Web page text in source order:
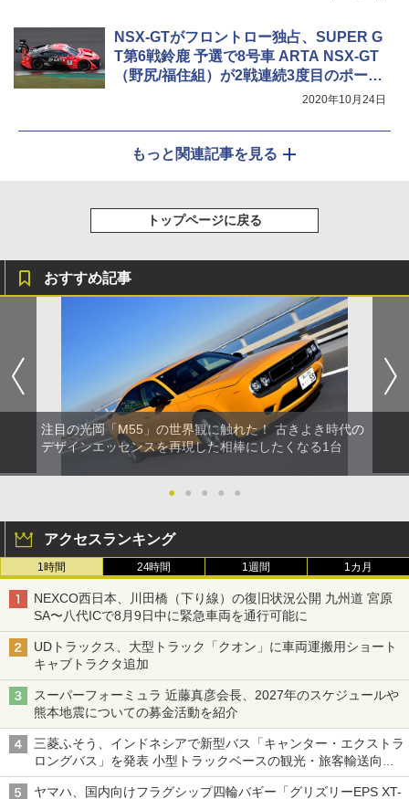
NSX-GTがフロントロー独占、SUPER G
T第6戦鈴鹿 予選で8号車 ARTA NSX-GT
（野尻/福住組）が2戦連続3度目のポール
2020年10月24日
もっと関連記事を見る
トップページに戻る
おすすめ記事
注目の光岡「M55」の世界観に触れた！ 古きよき時代の
デザインエッセンスを再現した相棒にしたくなる1台
● ● ● ● ●
アクセスランキング
1時間 24時間 1週間 1カ月
NEXCO西日本、川田橋（下り線）の復旧状況公開 九州道 宮原
SA〜八代ICで8月9日中に緊急車両を通行可能に
UDトラックス、大型トラック「クオン」に車両運搬用ショート
キャブトラクタ追加
スーパーフォーミュラ 近藤真彦会長、2027年のスケジュールや
熊本地震についての募金活動を紹介
三菱ふそう、インドネシアで新型バス「キャンター・エクストラ
ロングバス」を発表 小型トラックベースの観光・旅客輸送向け
バス
ヤマハ、国内向けフラグシップ四輪バギー「グリズリーEPS XT-